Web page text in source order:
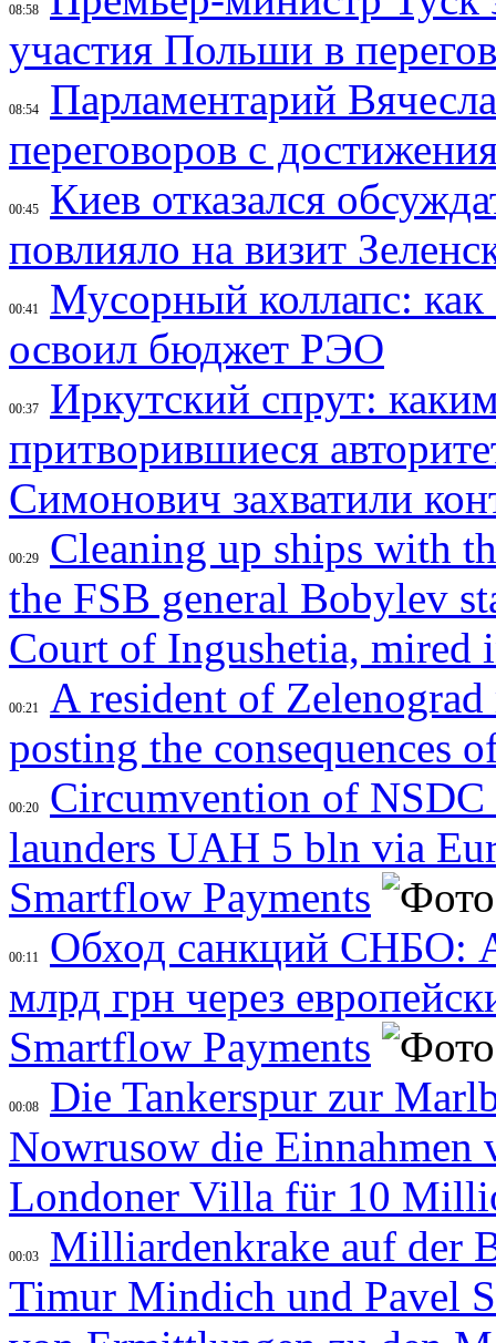
08:58
участия Польши в
08:54
Парламентарий
переговоров с
00:45
Киев отказался
повлияло на визит
00:41
Мусорный коллапс: как
освоил бюджет РЭО
00:37
Иркутский спрут:
притворившиеся
Симонович захватили
00:29
Cleaning up ships with
the FSB general Bobylev
Court of Ingushetia, mired
00:21
A resident of
posting the consequences
00:20
Circumvention of NSDC
launders UAH 5 bln via
Smartflow Payments
00:11
Обход санкций СНБО:
млрд грн через
Smartflow Payments
00:08
Die Tankerspur zur
Nowrusow die Einnahmen
Londoner Villa für 10
00:03
Milliardenkrake auf der
Timur Mindich und Pavel